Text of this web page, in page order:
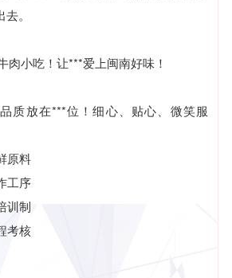
。
肉小吃！让***爱上闽南好味！
质放在***位！细心、贴心、微笑服
原料
工序
训制
考核